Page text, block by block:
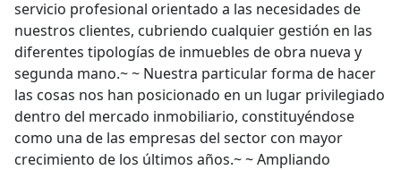
servicio profesional orientado a las necesidades de
nuestros clientes, cubriendo cualquier gestión en las
diferentes tipologías de inmuebles de obra nueva y
segunda mano.~ ~ Nuestra particular forma de hacer
las cosas nos han posicionado en un lugar privilegiado
dentro del mercado inmobiliario, constituyéndose
como una de las empresas del sector con mayor
crecimiento de los últimos años.~ ~ Ampliando